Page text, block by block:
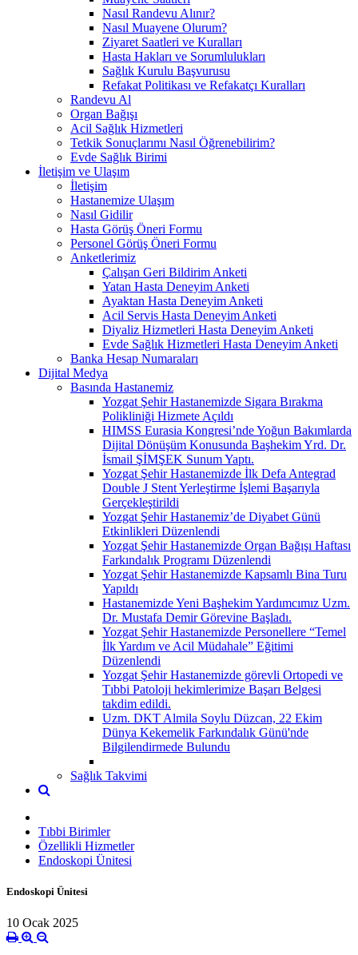
Nasıl Randevu Alınır?
Nasıl Muayene Olurum?
Ziyaret Saatleri ve Kuralları
Hasta Hakları ve Sorumlulukları
Sağlık Kurulu Başvurusu
Refakat Politikası ve Refakatçı Kuralları
Randevu Al
Organ Bağışı
Acil Sağlık Hizmetleri
Tetkik Sonuçlarımı Nasıl Öğrenebilirim?
Evde Sağlık Birimi
İletişim ve Ulaşım
İletişim
Hastanemize Ulaşım
Nasıl Gidilir
Hasta Görüş Öneri Formu
Personel Görüş Öneri Formu
Anketlerimiz
Çalışan Geri Bildirim Anketi
Yatan Hasta Deneyim Anketi
Ayaktan Hasta Deneyim Anketi
Acil Servis Hasta Deneyim Anketi
Diyaliz Hizmetleri Hasta Deneyim Anketi
Evde Sağlık Hizmetleri Hasta Deneyim Anketi
Banka Hesap Numaraları
Dijital Medya
Basında Hastanemiz
Yozgat Şehir Hastanemizde Sigara Bırakma
Polikliniği Hizmete Açıldı
HIMSS Eurasia Kongresi’nde Yoğun Bakımlarda
Dijital Dönüşüm Konusunda Başhekim Yrd. Dr.
İsmail ŞİMŞEK Sunum Yaptı.
Yozgat Şehir Hastanemizde İlk Defa Antegrad
Double J Stent Yerleştirme İşlemi Başarıyla
Gerçekleştirildi
Yozgat Şehir Hastanemiz’de Diyabet Günü
Etkinlikleri Düzenlendi
Yozgat Şehir Hastanemizde Organ Bağışı Haftası
Farkındalık Programı Düzenlendi
Yozgat Şehir Hastanemizde Kapsamlı Bina Turu
Yapıldı
Hastanemizde Yeni Başhekim Yardımcımız Uzm.
Dr. Mustafa Demir Görevine Başladı.
Yozgat Şehir Hastanemizde Personellere “Temel
İlk Yardım ve Acil Müdahale” Eğitimi
Düzenlendi
Yozgat Şehir Hastanemizde görevli Ortopedi ve
Tıbbi Patoloji hekimlerimize Başarı Belgesi
takdim edildi.
Uzm. DKT Almila Soylu Düzcan, 22 Ekim
Dünya Kekemelik Farkındalık Günü'nde
Bilgilendirmede Bulundu
Sağlık Takvimi
Tıbbi Birimler
Özellikli Hizmetler
Endoskopi Ünitesi
Endoskopi Ünitesi
10 Ocak 2025